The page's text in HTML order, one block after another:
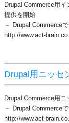
Drupal Commerce用
提供を開始
－ Drupal Commerce
http://www.act-
Drupal用ニッセ
Drupal Commerce用
－ Drupal Commerce
http://www.act-